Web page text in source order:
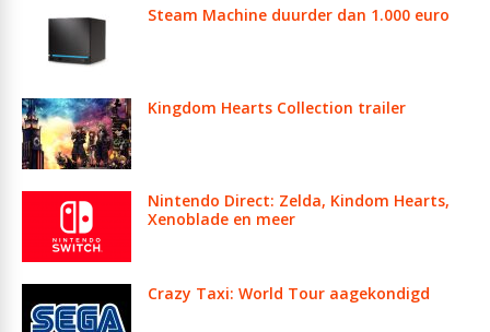
Steam Machine duurder dan 1.000 euro
Kingdom Hearts Collection trailer
Nintendo Direct: Zelda, Kindom Hearts,
Xenoblade en meer
Crazy Taxi: World Tour aagekondigd